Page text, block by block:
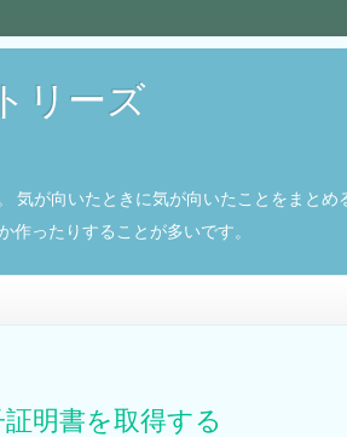
リーズ
気が向いたときに気が向いたことをまとめ
作ったりすることが多いです。
明書を取得する